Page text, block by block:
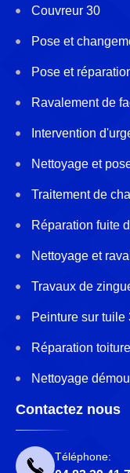
Couvreur 30
Pose et
Pose et
Ravalement de
Intervention
Nettoyage et
Traitement de
Réparation fuite
Nettoyage et
Travaux de
Peinture sur tuile
Réparation
Nettoyage
Contactez nous
Téléphone: